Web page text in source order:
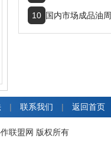
10 国内市场成品油
| 联系我们 | 返回首页
联盟网 版权所有